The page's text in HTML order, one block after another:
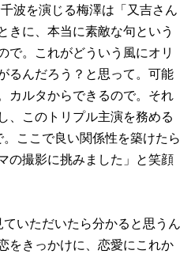
波を演じる梅澤は「又吉さん
きに、本当に素敵な句という
で。これがどういう風にオリ
るんだろう？と思って。可能
カルタからできるので。それ
、このトリプル主演を務める
ここで良い関係性を築けたら
の撮影に挑みました」と笑顔
いただいたら分かると思うん
をきっかけに、恋愛にこれか